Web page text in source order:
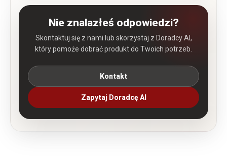
Nie znalazłeś odpowiedzi?
Skontaktuj się z nami lub skorzystaj z Doradcy AI,
który pomoże dobrać produkt do Twoich potrzeb.
Kontakt
Zapytaj Doradcę AI